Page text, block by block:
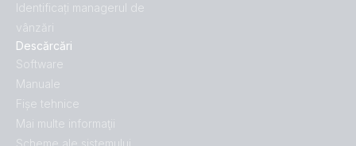
Descărcări
Software
Manuale
Fișe tehnice
Mai multe informaţii
Identificați managerul de
vânzări